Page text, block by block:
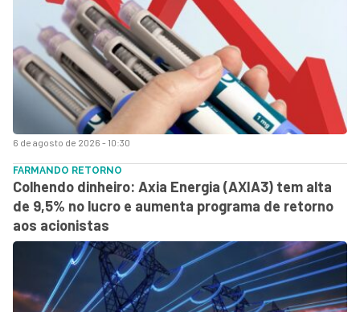
6 de agosto de 2026 - 10:30
FARMANDO RETORNO
Colhendo dinheiro: Axia Energia (AXIA3) tem alta
de 9,5% no lucro e aumenta programa de retorno
aos acionistas